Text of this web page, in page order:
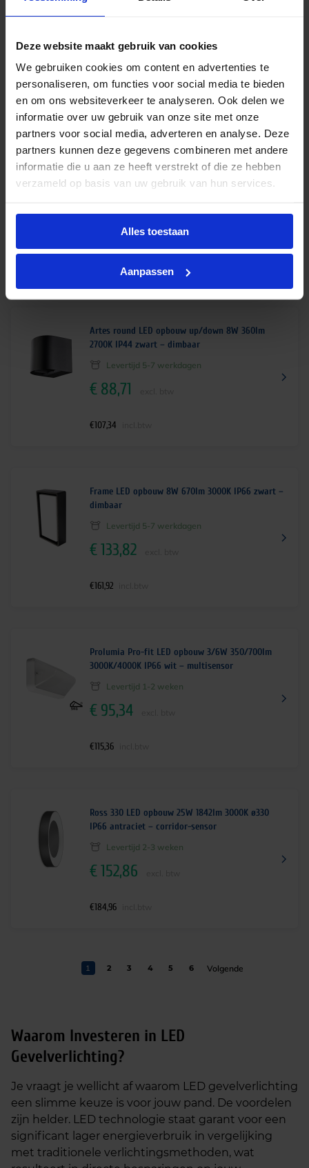
Deze website maakt gebruik van cookies
We gebruiken cookies om content en advertenties te
personaliseren, om functies voor social media te bieden
en om ons websiteverkeer te analyseren. Ook delen we
informatie over uw gebruik van onze site met onze
partners voor social media, adverteren en analyse. Deze
partners kunnen deze gegevens combineren met andere
informatie die u aan ze heeft verstrekt of die ze hebben
verzameld op basis van uw gebruik van hun services.
Alles toestaan
Aanpassen
Levertijd 5-7 werkdagen
€ 159,06 excl. btw
€192,46 incl.btw
Norton Spa II LED opbouw 2/6W 200/500lm
3000K IP54 IK08 wit – schemerschakelaar + nood
128,93 excl. btw
Artes round LED opbouw up/down 8W 360lm
2700K IP44 zwart – dimbaar
Levertijd 5-7 werkdagen
€ 88,71
€107,34
Frame LED opbouw 8W 670lm 3000K IP66 zwart –
dimbaar
Levertijd 5-7 werkdagen
€133,82
€161,92
Prolumia Pro-fit LED opbouw 3/6W 350/700lm
3000K/4000K IP66 wit – multisensor
Levertijd 1-2 weken
€ 95,34
€115,36
Ross 330 LED opbouw 25W 1842lm 3000K ø330
IP66 antraciet – corridor-sensor
Levertijd 2-3 weken
€152,86
€184,96
1 2 3 4 5 6
Waarom Investeren in LED
Gevelverlichting?
Je vraagt je wellicht af waarom LED gevelverlichting
een slimme keuze is voor jouw pand. De voordelen
zijn helder. LED technologie staat garant voor een
significant lager energieverbruik in vergelijking
met traditionele verlichtingsmethoden, wat